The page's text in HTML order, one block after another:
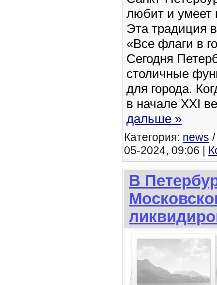
любит и умеет
Эта традиция
«Все флаги в
Сегодня
столичные
для города.
в начале XXI
дальше »
Категория: news
05-2024, 09:06 |
В